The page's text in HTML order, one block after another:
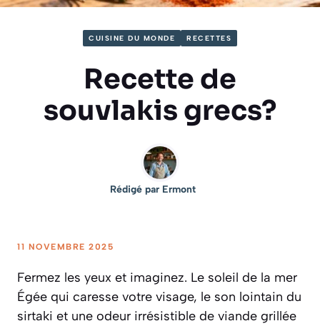
CUISINE DU MONDE RECETTES
Recette de
souvlakis grecs?
Rédigé par Ermont
11 NOVEMBRE 2025
Fermez les yeux et imaginez. Le soleil de la mer
Égée qui caresse votre visage, le son lointain du
sirtaki et une odeur irrésistible de viande grillée